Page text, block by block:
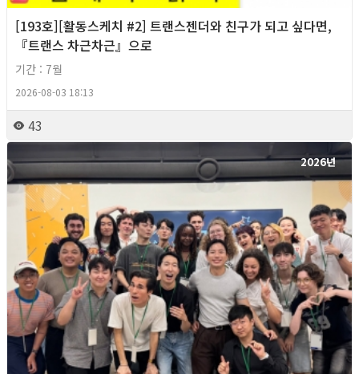
[193호][활동스케치 #2] 트랜스젠더와 친구가 되고 싶다면,
『트랜스 차근차근』으로
기간 : 7월
2026-08-03 18:13
43
2026년